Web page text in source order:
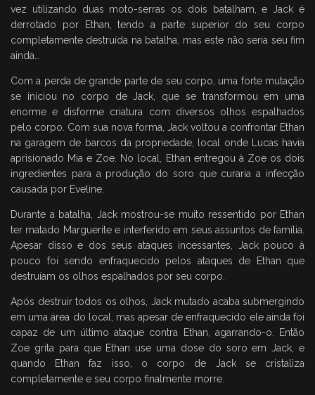
vez utilizando duas moto-serras os dois batalham, e Jack é
derrotado por Ethan, tendo a parte superior do seu corpo
completamente destruída na batalha, mas este não seria seu fim
ainda…
Com a perda de grande parte de seu corpo, uma forte mutação
se iniciou no corpo de Jack, que se transformou em uma
enorme e disforme criatura com diversos olhos espalhados
pelo corpo. Com sua nova forma, Jack voltou a confrontar Ethan
na garagem de barcos da propriedade, local onde Lucas havia
aprisionado Mia e Zoe. No local, Ethan entregou à Zoe os dois
ingredientes para a produção do soro que curaria a infecção
causada por Eveline.
Durante a batalha, Jack mostrou-se muito ressentido por Ethan
ter matado Marguerite e interferido em seus assuntos de família.
Apesar disso e dos seus ataques incessantes, Jack pouco à
pouco foi sendo enfraquecido pelos ataques de Ethan que
destruíam os olhos espalhados por seu corpo.
Após destruir todos os olhos, Jack mutado acaba submergindo
em uma área do local, mas apesar de enfraquecido ele ainda foi
capaz de um último ataque contra Ethan, agarrando-o. Então
Zoe grita para que Ethan use uma dose do soro em Jack, e
quando Ethan faz isso, o corpo de Jack se cristaliza
completamente e seu corpo finalmente morre.